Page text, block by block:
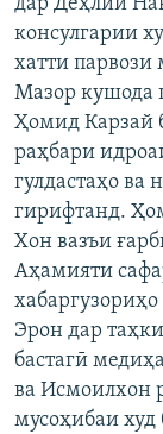
консулгарии
хатти
Мазор кушода
Ҳомид Карзай
раҳбари
гулдастаҳо ва
гирифтанд.
Хон вазъи
Аҳамияти
Эрон дар
бастагӣ
ва Исмоилхон
мусоҳибаи худ